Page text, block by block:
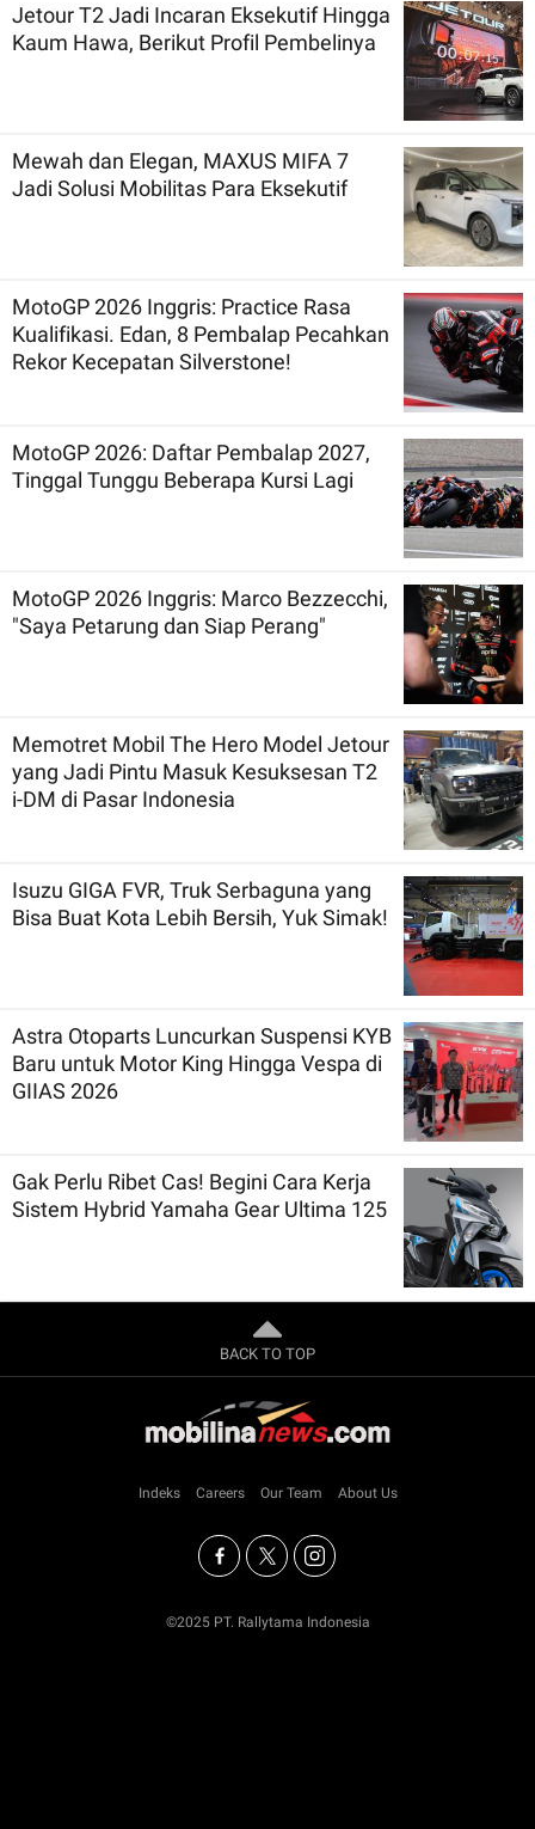
Jetour T2 Jadi Incaran Eksekutif Hingga
Kaum Hawa, Berikut Profil Pembelinya
Mewah dan Elegan, MAXUS MIFA 7
Jadi Solusi Mobilitas Para Eksekutif
MotoGP 2026 Inggris: Practice Rasa
Kualifikasi. Edan, 8 Pembalap Pecahkan
Rekor Kecepatan Silverstone!
MotoGP 2026: Daftar Pembalap 2027,
Tinggal Tunggu Beberapa Kursi Lagi
MotoGP 2026 Inggris: Marco Bezzecchi,
"Saya Petarung dan Siap Perang"
Memotret Mobil The Hero Model Jetour
yang Jadi Pintu Masuk Kesuksesan T2
i-DM di Pasar Indonesia
Isuzu GIGA FVR, Truk Serbaguna yang
Bisa Buat Kota Lebih Bersih, Yuk Simak!
Astra Otoparts Luncurkan Suspensi KYB
Baru untuk Motor King Hingga Vespa di
GIIAS 2026
Gak Perlu Ribet Cas! Begini Cara Kerja
Sistem Hybrid Yamaha Gear Ultima 125
BACK TO TOP
Indeks Careers Our Team About Us
©2025 PT. Rallytama Indonesia